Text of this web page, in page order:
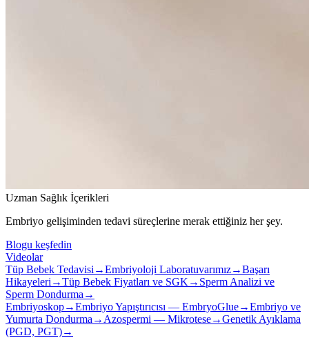
Uzman Sağlık İçerikleri
Embriyo gelişiminden tedavi süreçlerine merak ettiğiniz her şey.
Blogu keşfedin
Videolar
Tüp Bebek Tedavisi →Embriyoloji Laboratuvarımız→Başarı
Hikayeleri →Tüp Bebek Fiyatları ve SGK → Sperm Analizi ve
Sperm Dondurma →
Embriyoskop→Embriyo Yapıştırıcısı — EmbryoGlue→Embriyo ve
Yumurta Dondurma → Azospermi — Mikrotese→Genetik Ayıklama
(PGD, PGT)→